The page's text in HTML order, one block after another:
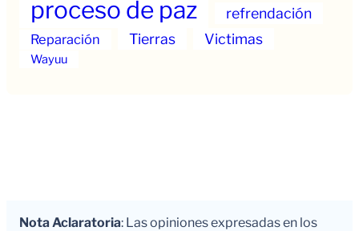
proceso de paz refrendación
Reparación Tierras Victimas
Wayuu
Nota Aclaratoria: Las opiniones expresadas en los